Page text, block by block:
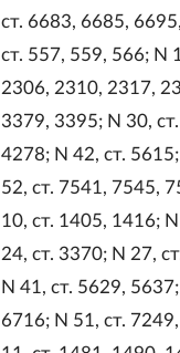
ст. 6683, 6685,
ст. 557, 559, 566; N
2306, 2310, 2317,
3379, 3395; N 30,
4278; N 42, ст.
52, ст. 7541, 7545,
10, ст. 1405, 1416;
24, ст. 3370; N 27,
N 41, ст. 5629,
6716; N 51, ст.